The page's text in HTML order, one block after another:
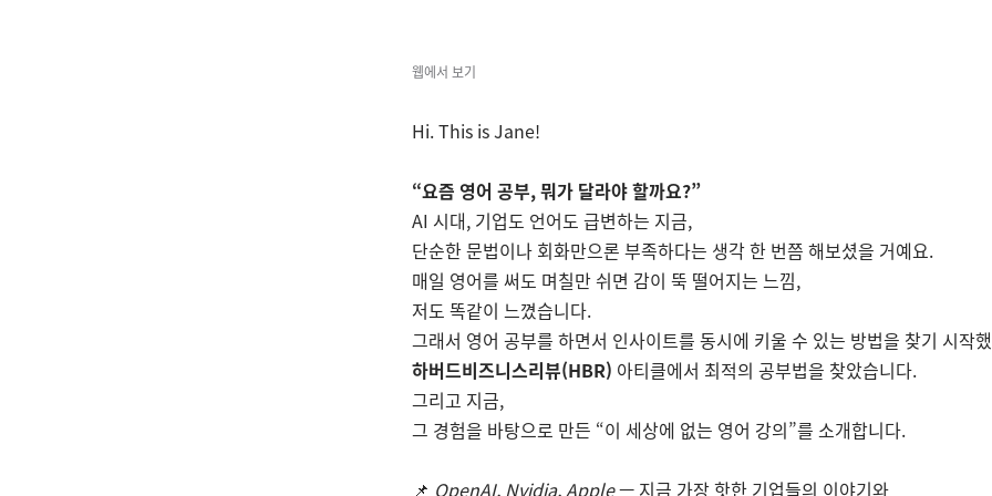
웹에서 보기
Hi. This is Jane!
“요즘 영어 공부, 뭐가 달라야 할까요?”
AI 시대, 기업도 언어도 급변하는 지금,
단순한 문법이나 회화만으론 부족하다는 생각 한 번쯤 해보셨을 거예요.
매일 영어를 써도 며칠만 쉬면 감이 뚝 떨어지는 느낌,
저도 똑같이 느꼈습니다.
그래서 영어 공부를 하면서 인사이트를 동시에 키울 수 있는 방법을 찾기 시작
하버드비즈니스리뷰(HBR) 아티클에서 최적의 공부법을 찾았습니다.
그리고 지금,
그 경험을 바탕으로 만든 “이 세상에 없는 영어 강의”를 소개합니다.
📌 OpenAI, Nvidia, Apple— 지금 가장 핫한 기업들의 이야기와